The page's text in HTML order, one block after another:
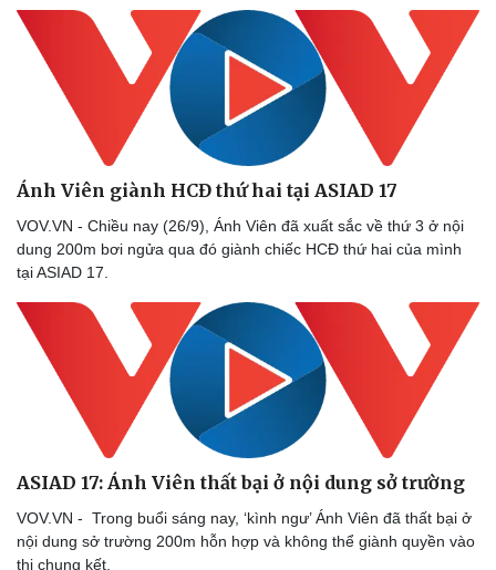
Thể thao
Lịch thi đấu bóng đá
Thế giới thể thao
eSports
Hậu trường
Ô tô - Xe máy
Ô tô
Xe máy
Tư vấn
Ánh Viên giành HCĐ thứ hai tại ASIAD 17
VOV.VN - Chiều nay (26/9), Ánh Viên đã xuất sắc về thứ 3 ở nội
dung 200m bơi ngửa qua đó giành chiếc HCĐ thứ hai của mình
tại ASIAD 17.
ASIAD 17: Ánh Viên thất bại ở nội dung sở trường
VOV.VN - Trong buổi sáng nay, ‘kình ngư’ Ánh Viên đã thất bại ở
nội dung sở trường 200m hỗn hợp và không thể giành quyền vào
thi chung kết.